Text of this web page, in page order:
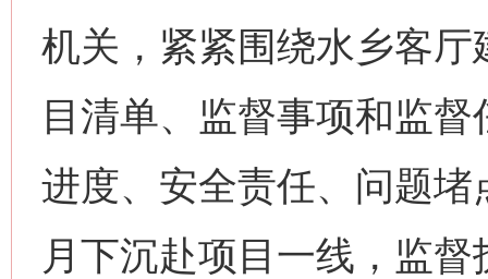
机关，紧紧围绕水乡客
目清单、监督事项和监
进度、安全责任、问题
月下沉赴项目一线，监